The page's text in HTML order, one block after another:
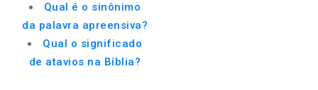
Qual é o sinônimo
da palavra apreensiva?
Qual o significado
de atavios na Bíblia?